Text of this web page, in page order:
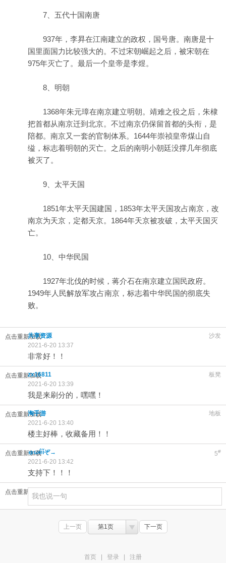
7、五代十国南唐
937年，李昪在江南建立的政权，国号唐。南唐是十
国里面国力比较强大的。不过宋朝崛起之后，被宋朝在
975年灭亡了。最后一个皇帝是李煜。
8、明朝
1368年朱元璋在南京建立明朝。靖难之役之后，朱棣
把首都从南京迁到北京。不过南京仍保留首都的头衔，是
陪都。南京又一套的官制体系。1644年崇祯皇帝煤山自
缢，标志着明朝的灭亡。之后的南明小朝廷没撑几年彻底
被灭了。
9、太平天国
1851年太平天国建国，1853年太平天国攻占南京，改
南京为天京，定都天京。1864年天京被攻破，太平天国灭
亡。
10、中华民国
1927年北伐的时候，蒋介石在南京建立国民政府。
1949年人民解放军攻占南京，标志着中华民国的彻底失
败。
点击重新加载 沙发
共享资源
2021-6-20 13:37
非常好！！
点击重新加载 板凳
zx16811
2021-6-20 13:39
我是来刷分的，嘿嘿！
点击重新加载 地板
淘手游
2021-6-20 13:40
楼主好棒，收藏备用！！
点击重新加载 5#
ゅωêǐぞ→
2021-6-20 13:42
支持下！！！
点击重新加载
上一页 第1页 下一页
首页 登录 注册